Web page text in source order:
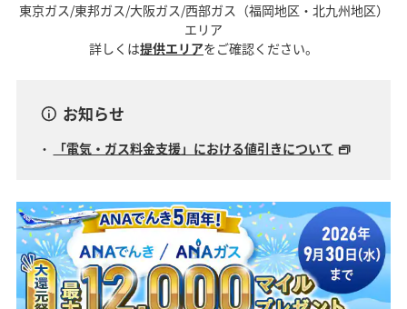
東京ガス/東邦ガス/大阪ガス/西部ガス（福岡地区・北九州地区）
エリア
詳しくは提供エリアをご確認ください。
お知らせ
「電気・ガス料金支援」における値引きについて